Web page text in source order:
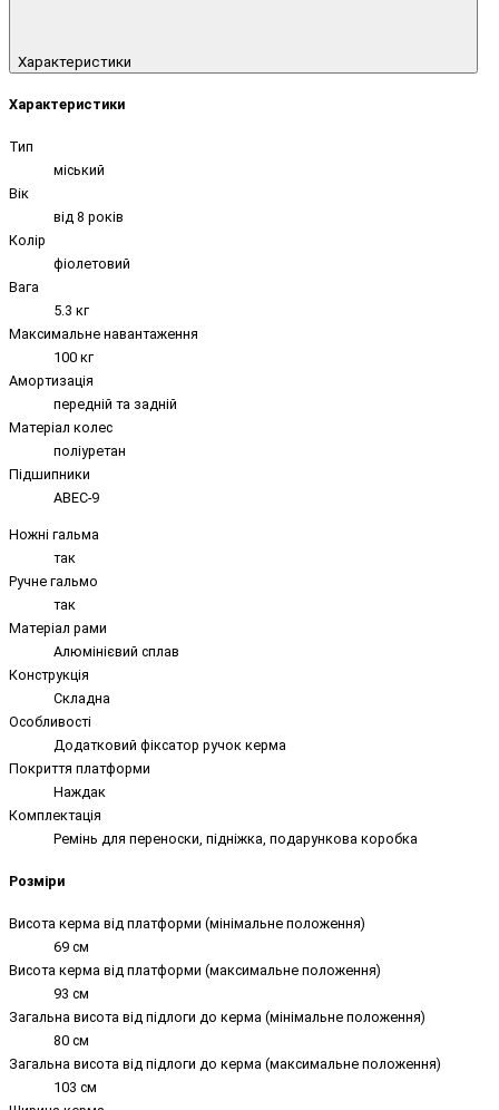
Характеристики
Характеристики
Тип
міський
Вік
від 8 років
Колір
фіолетовий
Вага
5.3 кг
Максимальне навантаження
100 кг
Амортизація
передній та задній
Матеріал колес
поліуретан
Підшипники
ABEC-9
Ножні гальма
так
Ручне гальмо
так
Матеріал рами
Алюмінієвий сплав
Конструкція
Складна
Особливості
Додатковий фіксатор ручок керма
Покриття платформи
Наждак
Комплектація
Ремінь для переноски, підніжка, подарункова коробка
Розміри
Висота керма від платформи (мінімальне положення)
69 см
Висота керма від платформи (максимальне положення)
93 см
Загальна висота від підлоги до керма (мінімальне положення)
80 см
Загальна висота від підлоги до керма (максимальне положення)
103 см